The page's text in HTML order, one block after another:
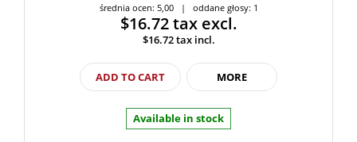
średnia ocen: 5,00 | oddane głosy: 1
$16.72tax excl.
$16.72tax incl.
ADD TO CART MORE
Available in stock